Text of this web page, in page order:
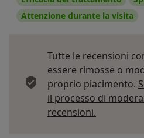
Attenzione durante la visita
Tutte le recensioni
essere rimosse o
proprio piacimento.
il processo di
recensioni.